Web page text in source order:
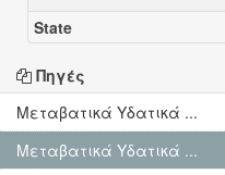
State
Πηγές
Μεταβατικά Υδατικά ...
Μεταβατικά Υδατικά ...